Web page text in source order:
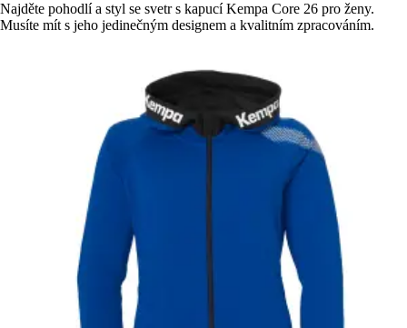
Najděte pohodlí a styl se svetr s kapucí Kempa Core 26 pro ženy.
Musíte mít s jeho jedinečným designem a kvalitním zpracováním.